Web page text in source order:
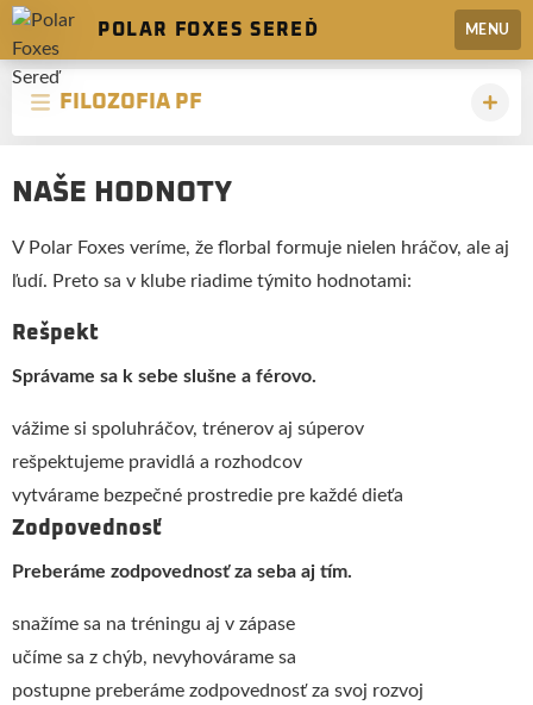
POLAR FOXES SEREĎ MENU
FILOZOFIA PF
NAŠE HODNOTY
V Polar Foxes veríme, že florbal formuje nielen hráčov, ale aj
ľudí. Preto sa v klube riadime týmito hodnotami:
Rešpekt
Správame sa k sebe slušne a férovo.
vážime si spoluhráčov, trénerov aj súperov
rešpektujeme pravidlá a rozhodcov
vytvárame bezpečné prostredie pre každé dieťa
Zodpovednosť
Preberáme zodpovednosť za seba aj tím.
snažíme sa na tréningu aj v zápase
učíme sa z chýb, nevyhovárame sa
postupne preberáme zodpovednosť za svoj rozvoj